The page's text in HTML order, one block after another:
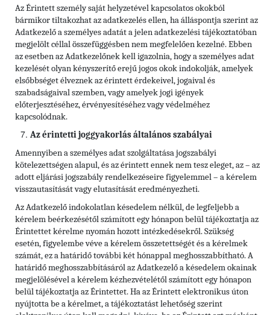
Az Érintett személy saját helyzetével kapcsolatos okokból
bármikor tiltakozhat az adatkezelés ellen, ha álláspontja szerint az
Adatkezelő a személyes adatát a jelen adatkezelési tájékoztatóban
megjelölt céllal összefüggésben nem megfelelően kezelné. Ebben
az esetben az Adatkezelőnek kell igazolnia, hogy a személyes adat
kezelését olyan kényszerítő erejű jogos okok indokolják, amelyek
elsőbbséget élveznek az érintett érdekeivel, jogaival és
szabadságaival szemben, vagy amelyek jogi igények
előterjesztéséhez, érvényesítéséhez vagy védelméhez
kapcsolódnak.
Az érintetti joggyakorlás általános szabályai
Amennyiben a személyes adat szolgáltatása jogszabályi
kötelezettségen alapul, és az érintett ennek nem tesz eleget, az – az
adott eljárási jogszabály rendelkezéseire figyelemmel – a kérelem
visszautasítását vagy elutasítását eredményezheti.
Az Adatkezelő indokolatlan késedelem nélkül, de legfeljebb a
kérelem beérkezésétől számított egy hónapon belül tájékoztatja az
Érintettet kérelme nyomán hozott intézkedésekről. Szükség
esetén, figyelembe véve a kérelem összetettségét és a kérelmek
számát, ez a határidő további két hónappal meghosszabbítható. A
határidő meghosszabbításáról az Adatkezelő a késedelem okainak
megjelölésével a kérelem kézhezvételétől számított egy hónapon
belül tájékoztatja az Érintettet. Ha az Érintett elektronikus úton
nyújtotta be a kérelmet, a tájékoztatást lehetőség szerint